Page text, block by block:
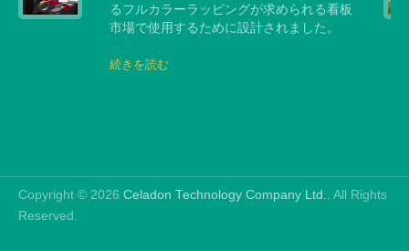
るフルカラーラッピングが求められる看板
市場で使用するために設計されました。
続きを読む
Copyright © 2026 Celadon Technology Company Ltd.. All Rights
Reserved.